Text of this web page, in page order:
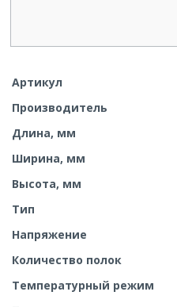
Артикул
Производитель
Длина, мм
Ширина, мм
Высота, мм
Тип
Напряжение
Количество полок
Температурный режим